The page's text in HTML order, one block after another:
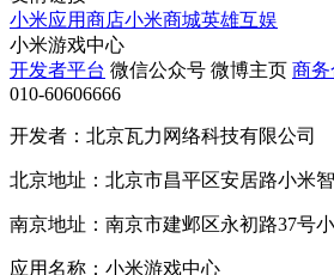
小米应用商店小米商城英雄互娱
小米游戏中心
开发者平台 微信公众号 微博主页 商
010-60606666
开发者：北京瓦力网络科技有限公司
北京地址：北京市昌平区安居路小米
南京地址：南京市建邺区永初路37号
应用名称：小米游戏中心